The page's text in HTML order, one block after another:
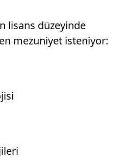
lisans düzeyinde
mezuniyet isteniyor: